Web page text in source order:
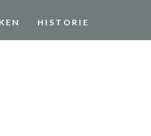
HISTORIE